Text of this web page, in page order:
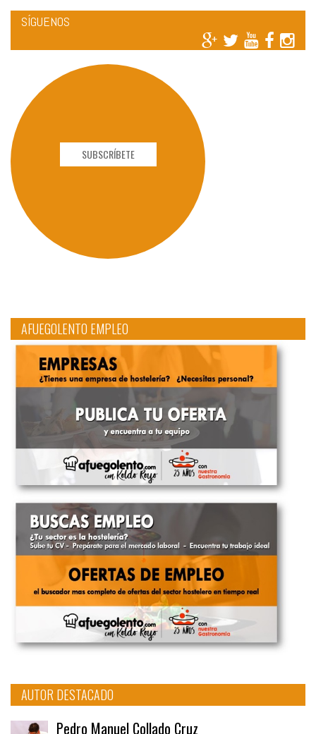
SÍGUENOS
SUBSCRÍBETE
AFUEGOLENTO EMPLEO
AUTOR DESTACADO
Pedro Manuel Collado Cruz